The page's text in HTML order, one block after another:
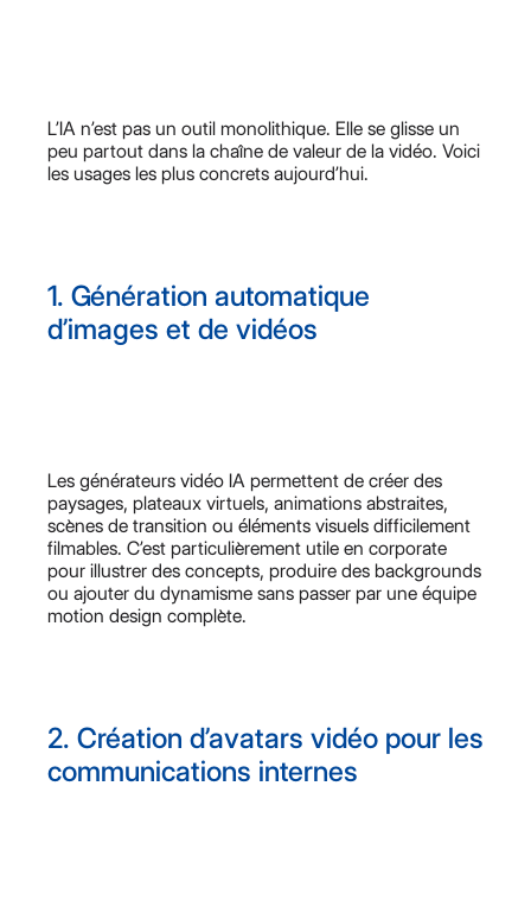
L’IA n’est pas un outil monolithique. Elle se glisse un
peu partout dans la chaîne de valeur de la vidéo. Voici
les usages les plus concrets aujourd’hui.
1. Génération automatique
d’images et de vidéos
Les générateurs vidéo IA permettent de créer des
paysages, plateaux virtuels, animations abstraites,
scènes de transition ou éléments visuels difficilement
filmables. C’est particulièrement utile en corporate
pour illustrer des concepts, produire des backgrounds
ou ajouter du dynamisme sans passer par une équipe
motion design complète.
2. Création d’avatars vidéo pour les
communications internes